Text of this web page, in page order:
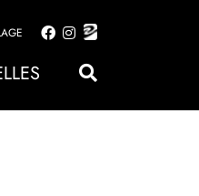
Zur
springen
Zum
springen